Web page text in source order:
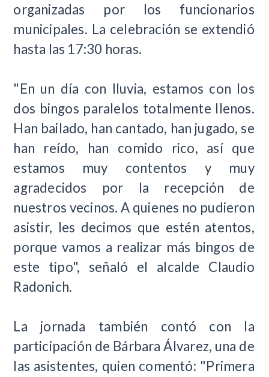
organizadas por los funcionarios
municipales. La celebración se extendió
hasta las 17:30 horas.
"En un día con lluvia, estamos con los
dos bingos paralelos totalmente llenos.
Han bailado, han cantado, han jugado, se
han reído, han comido rico, así que
estamos muy contentos y muy
agradecidos por la recepción de
nuestros vecinos. A quienes no pudieron
asistir, les decimos que estén atentos,
porque vamos a realizar más bingos de
este tipo", señaló el alcalde Claudio
Radonich.
La jornada también contó con la
participación de Bárbara Álvarez, una de
las asistentes, quien comentó: "Primera